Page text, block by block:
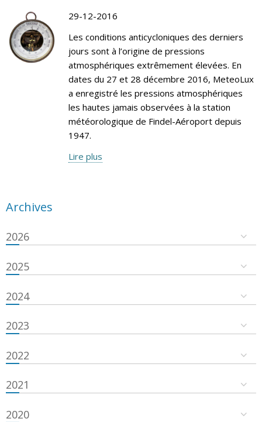
29-12-2016
Les conditions anticycloniques des derniers
jours sont à l’origine de pressions
atmosphériques extrêmement élevées. En
dates du 27 et 28 décembre 2016, MeteoLux
a enregistré les pressions atmosphériques
les hautes jamais observées à la station
météorologique de Findel-Aéroport depuis
1947.
Lire plus
Archives
2026
2025
2024
2023
2022
2021
2020